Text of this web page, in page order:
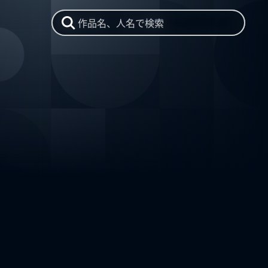
作品名、人名で検索